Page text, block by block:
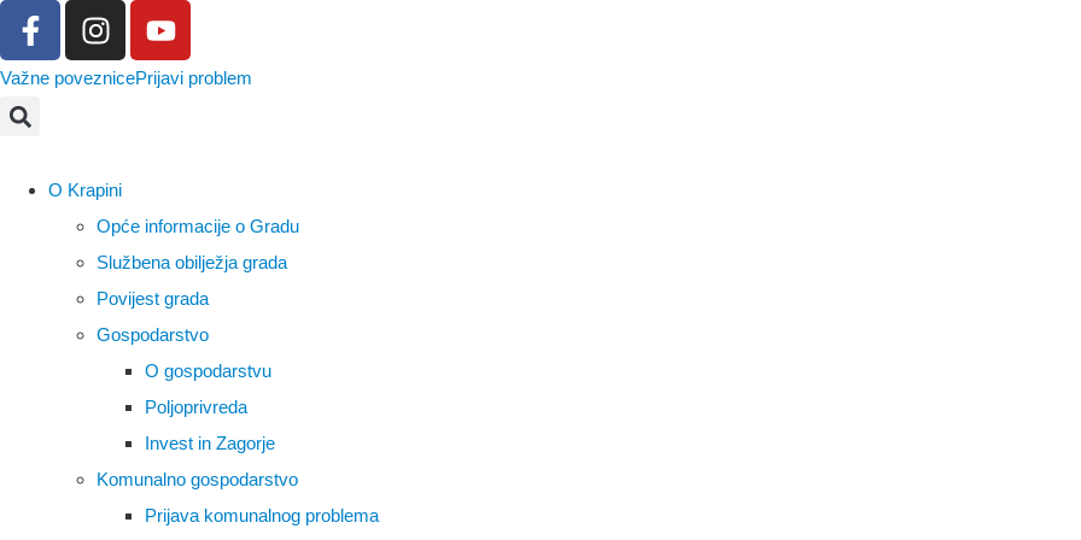
Važne poveznicePrijavi problem
O Krapini
Opće informacije o Gradu
Službena obilježja grada
Povijest grada
Gospodarstvo
O gospodarstvu
Poljoprivreda
Invest in Zagorje
Komunalno gospodarstvo
Prijava komunalnog problema